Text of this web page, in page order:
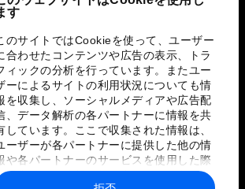
す
のサイトではCookieを使って、ユーザー
合わせたコンテンツや広告の表示、トラ
ィックの分析を行っています。またユー
ーによるサイトの利用状況についても情
を収集し、ソーシャルメディアや広告配
、データ解析の各パートナーに情報を共
しています。ここで収集された情報は、
ーザーが各パートナーに提供した他の情
や各パートナーのサービスを使用した際
収集された情報と組み合わされ、各パー
)